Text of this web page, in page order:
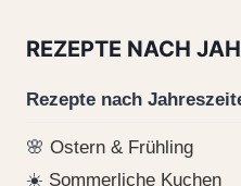
REZEPTE NACH
Rezepte nach
🌸 Ostern & Frühling
☀️ Sommerliche Kuchen